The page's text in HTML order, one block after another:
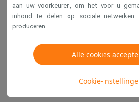
Cookies
Krëfel NV - Steenstraat 44 -
1851 Humbeek,
BTW BE
aan uw voorkeuren, om het voor u
inhoud te delen op sociale
produceren.
Alle cookies
Cookie-